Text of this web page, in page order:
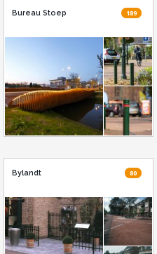
189
Bureau Stoep
80
Bylandt